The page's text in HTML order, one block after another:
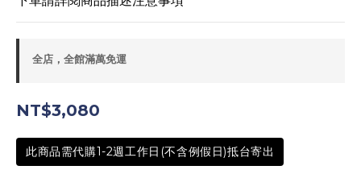
全店，全館滿萬免運
NT$3,080
此商品需代購1-2週工作日(不含例假日)抵台寄出